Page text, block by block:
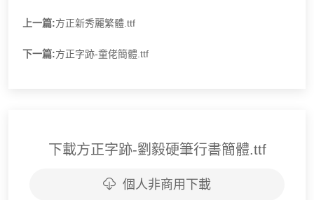
上一篇:方正新秀麗繁體.ttf
下一篇:方正字跡-童佬簡體.ttf
下載方正字跡-劉毅硬筆行書簡體.ttf
個人非商用下載